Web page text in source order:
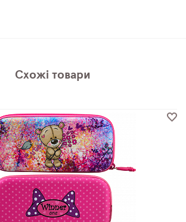
Схожі товари